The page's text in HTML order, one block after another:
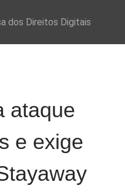
ataque
e exige